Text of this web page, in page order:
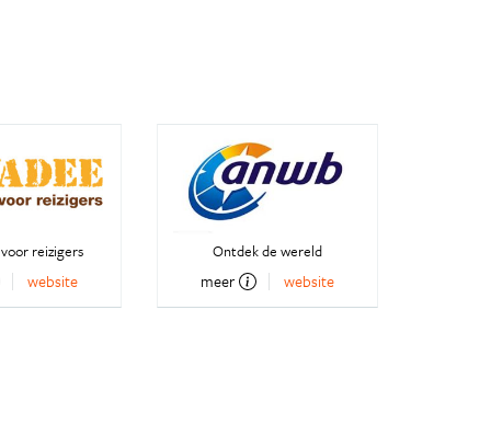
reizigers
website
Ontdek de wereld
meer website